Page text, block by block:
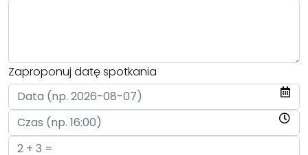
Zaproponuj datę spotkania